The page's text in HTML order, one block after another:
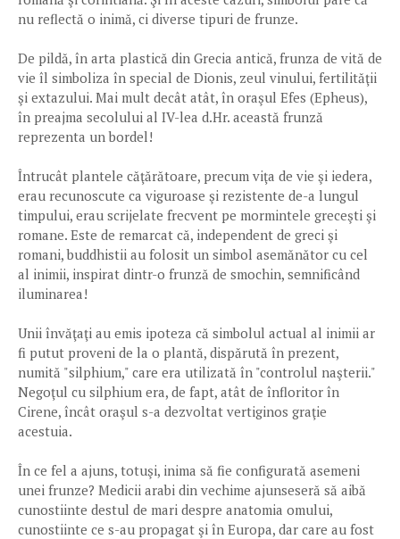
nu reflectă o inimă, ci diverse tipuri de frunze.
De pildă, în arta plastică din Grecia antică, frunza de vită de
vie îl simboliza în special de Dionis, zeul vinului, fertilităţii
şi extazului. Mai mult decât atât, în oraşul Efes (Epheus),
în preajma secolului al IV-lea d.Hr. această frunză
reprezenta un bordel!
Întrucât plantele căţărătoare, precum viţa de vie şi iedera,
erau recunoscute ca viguroase şi rezistente de-a lungul
timpului, erau scrijelate frecvent pe mormintele greceşti şi
romane. Este de remarcat că, independent de greci şi
romani, buddhistii au folosit un simbol asemănător cu cel
al inimii, inspirat dintr-o frunză de smochin, semnificând
iluminarea!
Unii învăţaţi au emis ipoteza că simbolul actual al inimii ar
fi putut proveni de la o plantă, dispărută în prezent,
numită "silphium," care era utilizată în "controlul naşterii."
Negoţul cu silphium era, de fapt, atât de înfloritor în
Cirene, încât oraşul s-a dezvoltat vertiginos graţie
acestuia.
În ce fel a ajuns, totuşi, inima să fie configurată asemeni
unei frunze? Medicii arabi din vechime ajunseseră să aibă
cunostiinte destul de mari despre anatomia omului,
cunostiinte ce s-au propagat şi în Europa, dar care au fost